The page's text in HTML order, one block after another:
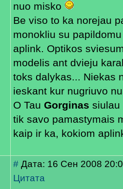
nuo misko
Be viso to ka norejau
monokliu su
aplink. Optikos
modelis ant dvieju
toks dalykas... Niekas
ieskant kur nugriuvo
O Tau Gorginas siulau
tik savo pamastymais
kaip ir ka, kokiom
# Дата: 16 Сен 2008
Цитата